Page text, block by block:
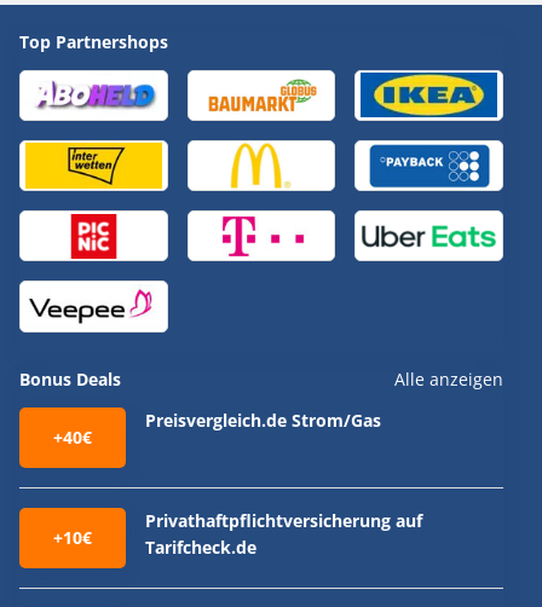
Top Partnershops
Bonus Deals Alle anzeigen
+40€
Preisvergleich.de Strom/Gas
+10€
Privathaftpflichtversicherung auf
Tarifcheck.de